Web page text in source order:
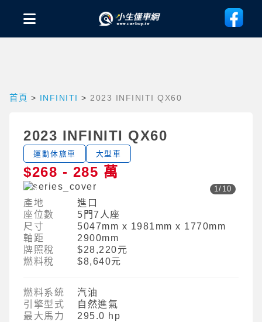
首頁 > INFINITI > 2023 INFINITI QX60
2023 INFINITI QX60
運動休旅車 大型車
$268 - 285 萬
1/ 10
產地
座位數
尺寸
軸距
牌照稅
燃料稅
進口
5門7人座
5047mm x 1981mm x 1770mm
2900mm
$28,220元
$8,640元
燃料系統
引擎型式
最大馬力
汽油
自然進氣
295.0 hp